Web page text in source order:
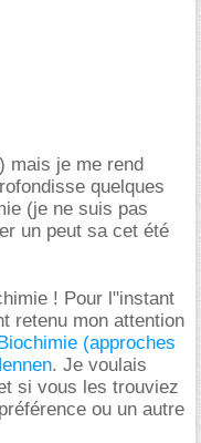
mais je me rend
quelques
(je ne suis pas
un peut sa cet été
! Pour l"instant
retenu mon attention
(approches
. Je voulais
si vous les trouviez
ou un autre